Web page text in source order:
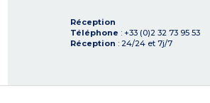
Réception
Téléphone : +33 (0)2 32 73 95 53
Réception : 24/24 et 7j/7